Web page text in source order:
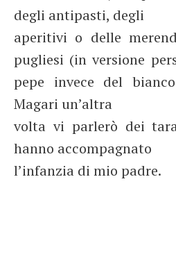
degli antipasti, degli
aperitivi o delle
pugliesi (in versione
pepe invece del
Magari un’altra
volta vi parlerò dei
hanno accompagnato
l’infanzia di mio padre.